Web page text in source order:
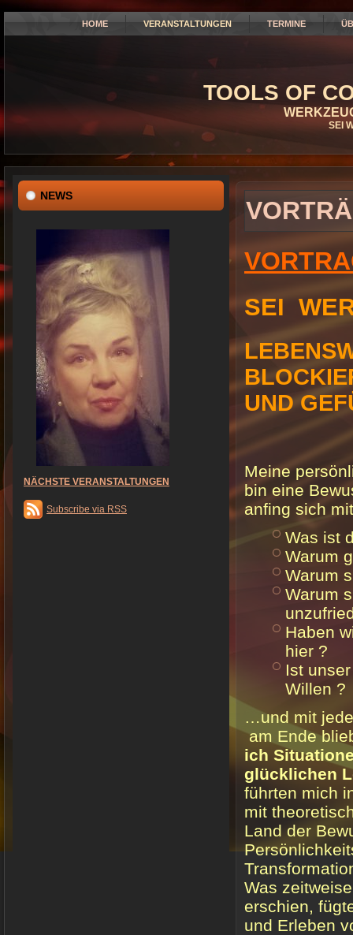
HOME VERANSTALTUNGEN TERMINE
TOOLS OF
SEI
NEWS
NÄCHSTE VERANSTALTUNGEN
Subscribe via RSS
SEI
UND
Meine
bin eine
anfing sich
Was ist
Warum
Warum
Warum
Haben
hier ?
Ist
Willen ?
…und mit
am Ende
ich
glücklichen
führten mich
mit
Land der
Was
erschien,
und Erleben